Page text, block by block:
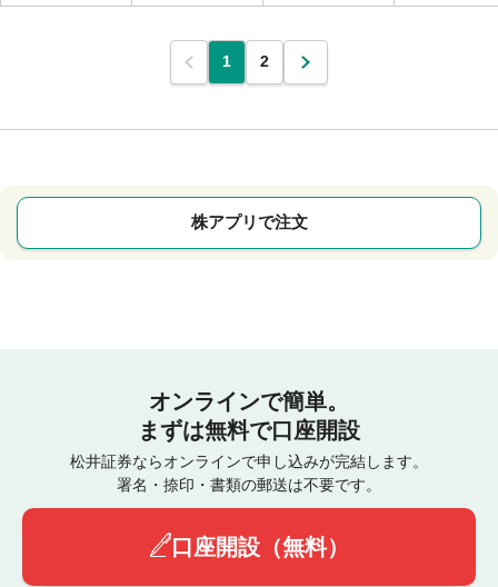
1 2
株アプリで注文
オンラインで簡単。
まずは無料で口座開設
松井証券ならオンラインで申し込みが完結します。
署名・捺印・書類の郵送は不要です。
口座開設（無料）